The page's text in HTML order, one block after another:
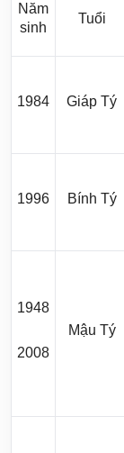
Năm
sinh
Tuổi
1984 Giáp Tý
1996 Bính Tý
1948
2008
Mậu Tý